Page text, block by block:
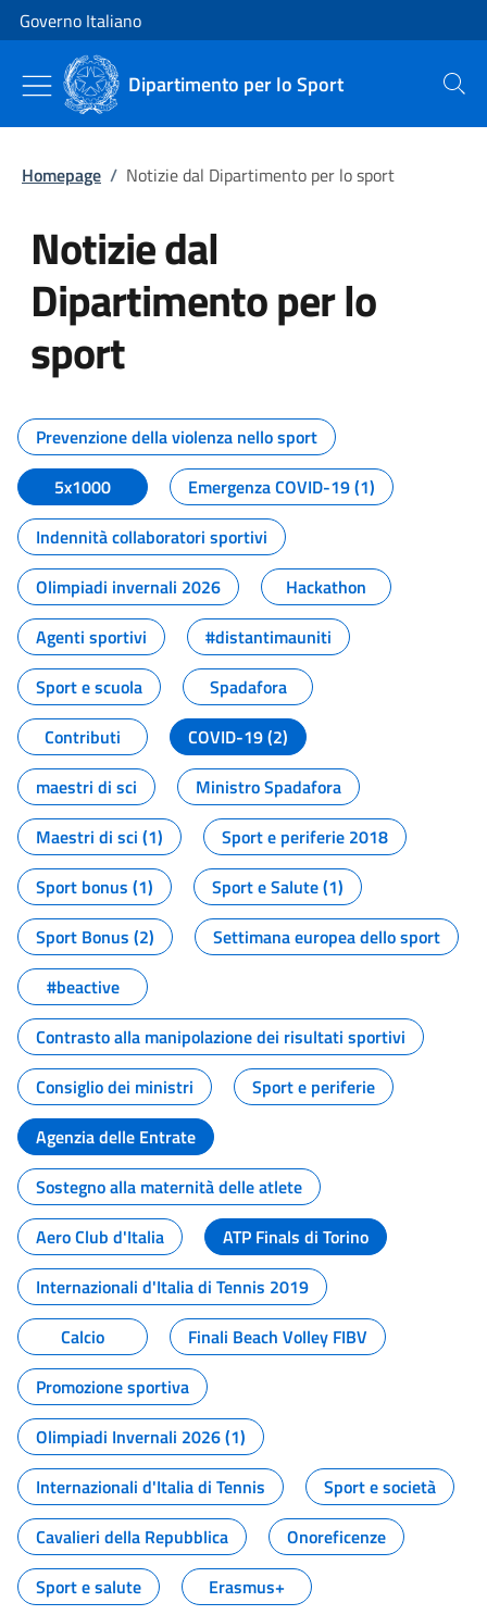
Vai al contenuto
Vai alla navigazione del sito
Governo Italiano
Dipartimento per lo Sport Cerca
Homepage / Notizie dal Dipartimento per lo sport
Notizie dal
Dipartimento per lo
sport
Tutti i contenuti della pagina
Prevenzione della violenza nello sport
5x1000
Emergenza COVID-19 (1)
Indennità collaboratori sportivi
Olimpiadi invernali 2026
Hackathon
Agenti sportivi
#distantimauniti
Sport e scuola
Spadafora
Contributi
COVID-19 (2)
maestri di sci
Ministro Spadafora
Maestri di sci (1)
Sport e periferie 2018
Sport bonus (1)
Sport e Salute (1)
Sport Bonus (2)
Settimana europea dello sport
#beactive
Contrasto alla manipolazione dei risultati sportivi
Consiglio dei ministri
Sport e periferie
Agenzia delle Entrate
Sostegno alla maternità delle atlete
Aero Club d'Italia
ATP Finals di Torino
Internazionali d'Italia di Tennis 2019
Calcio
Finali Beach Volley FIBV
Promozione sportiva
Olimpiadi Invernali 2026 (1)
Internazionali d'Italia di Tennis
Sport e società
Cavalieri della Repubblica
Onoreficenze
Sport e salute
Erasmus+